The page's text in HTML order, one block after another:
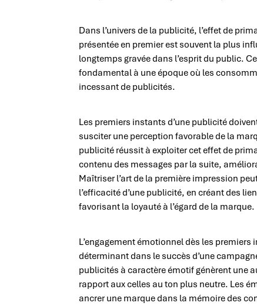
Dans l’univers de la publicité, l’effet de
présentée en premier est souvent la plus
longtemps gravée dans l’esprit du public.
fondamental à une époque où les
incessant de publicités.
Les premiers instants d’une publicité
susciter une perception favorable de la
publicité réussit à exploiter cet effet de
contenu des messages par la suite,
Maîtriser l’art de la première impression
l’efficacité d’une publicité, en créant des
favorisant la loyauté à l’égard de la marque.
L’engagement émotionnel dès les
déterminant dans le succès d’une
publicités à caractère émotif génèrent une
rapport aux celles au ton plus neutre. Les
ancrer une marque dans la mémoire des